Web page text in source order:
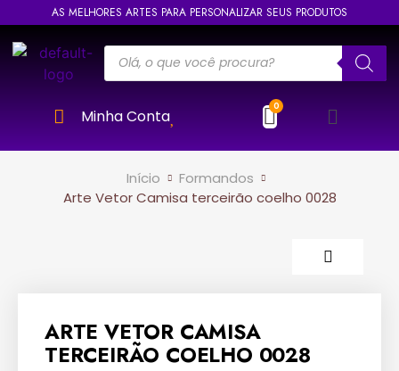
AS MELHORES ARTES PARA PERSONALIZAR SEUS PRODUTOS
Minha Conta
Início
Formandos
Arte Vetor Camisa terceirão coelho 0028
ARTE VETOR CAMISA
TERCEIRÃO COELHO 0028